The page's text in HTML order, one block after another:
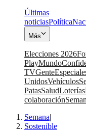
Últimas
noticiasPolítica
Más
Elecciones 2026
PlayMundo
TVGente
UnidosVehículos
PatasSaludLoterías
colaboración
Semana|
Sostenible